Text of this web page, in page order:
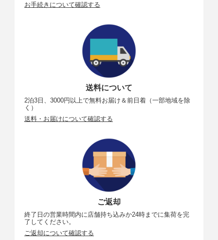
お手続きについて確認する
送料について
2泊3日、3000円以上で無料お届け＆前日着（一部地域を除
く）
送料・お届けについて確認する
ご返却
終了日の営業時間内に店舗持ち込みか24時までに集荷を完
了してください。
ご返却について確認する